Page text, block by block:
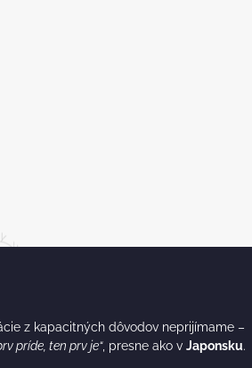
z kapacitných dôvodov neprijímame –
príde, ten prv je“, presne ako v Japonsku.